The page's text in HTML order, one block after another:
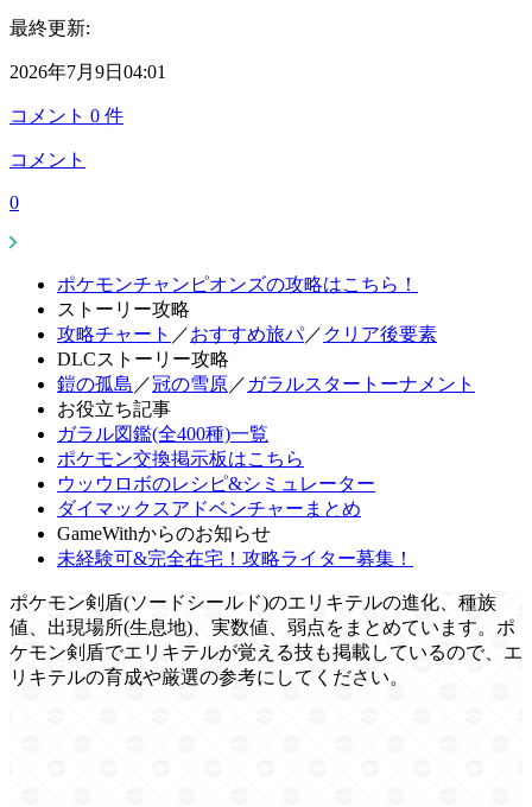
最終更新:
2026年7月9日04:01
コメント 0 件
コメント
0
ポケモンチャンピオンズの攻略はこちら！
ストーリー攻略
攻略チャート ／おすすめ旅パ／ クリア後要素
DLCストーリー攻略
鎧の孤島 ／冠の雪原／ ガラルスタートーナメント
お役立ち記事
ガラル図鑑(全400種)一覧
ポケモン交換掲示板はこちら
ウッウロボのレシピ&シミュレーター
ダイマックスアドベンチャーまとめ
GameWithからのお知らせ
未経験可&完全在宅！攻略ライター募集！
ポケモン剣盾(ソードシールド)のエリキテルの進化、種族
値、出現場所(生息地)、実数値、弱点をまとめています。ポ
ケモン剣盾でエリキテルが覚える技も掲載しているので、エ
リキテルの育成や厳選の参考にしてください。